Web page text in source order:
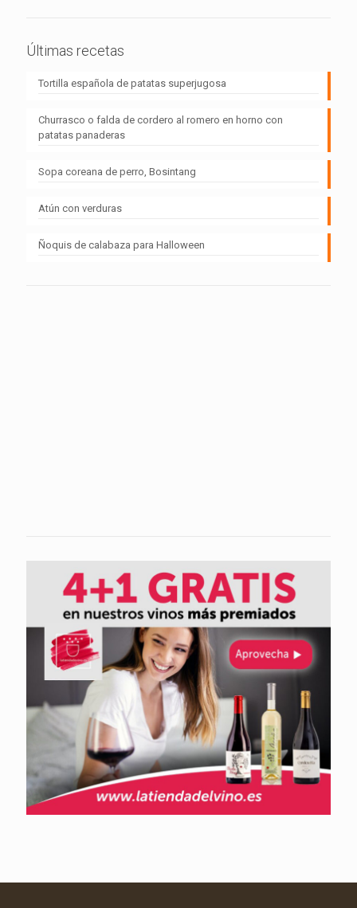
Últimas recetas
Tortilla española de patatas superjugosa
Churrasco o falda de cordero al romero en horno con
patatas panaderas
Sopa coreana de perro, Bosintang
Atún con verduras
Ñoquis de calabaza para Halloween